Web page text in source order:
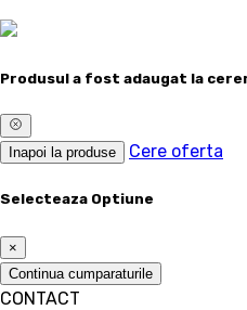
Produsul a fost adaugat la
Inapoi la produse Cere oferta
Selecteaza Optiune
×
Continua cumparaturile
CONTACT